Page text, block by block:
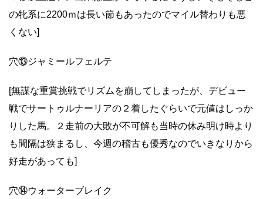
の牝系に2200ｍは長い節もあったのでマイル替わりも悪
くない]
穴⑬ジャミールフェルテ
[無謀な重賞挑戦でリズムを崩してしまったが、デビュー
戦でサートゥルナーリアの２着したぐらいで元値はしっか
りした馬。２走前の大敗が不可解も当時の休み明け時より
も間隔は狭まるし、今週の稽古も優秀なのでいきなりから
好走があっても]
穴⑭ウォーターブレイク